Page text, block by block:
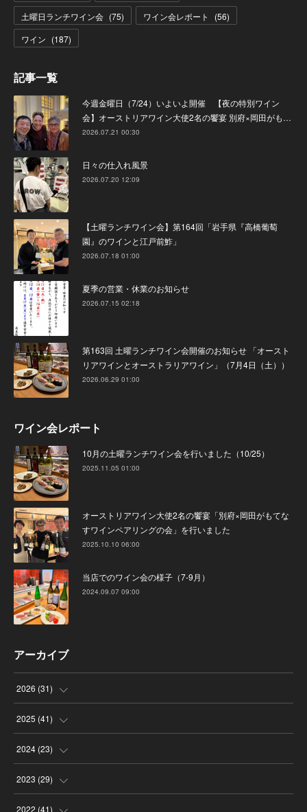
土曜日ランチワイン会 (75) ワイン会レポート (56)
ワイン (187)
記事一覧
今週金曜日（7/24）いよいよ開催 【夜の特別ワイン
会】オーストリアワイン大使2名の饗宴 別府×岡田がも…
2026.07.21 00:30
日々の仕入れ風景
2026.07.20 12:09
【土曜ランチワイン会】第164回「岩手県『高橋葡萄
園』のワインと江戸前鮓」
2026.07.18 01:00
夏季の営業・休業のお知らせ
2026.07.15 02:18
第163回 土曜ランチワイン会開催のお知らせ 「オースト
リアワインとオーストラリアワイン」（7月4日（土））
2026.06.29 01:00
ワイン会レポート
10月の土曜ランチワイン会を行いました（10/25）
2025.11.05 01:00
オーストリアワイン大使2名の饗宴「別府×岡田がもてな
すワインペアリングの会」を行いました
2025.10.10 06:00
当店でのワイン会の様子（7-9月）
2024.09.07 09:00
アーカイブ
2026 (31)
(4
(8
(4
(2
2025 (41)
(4
(9
(6
2024 (23)
(3
(2
2023 (29)
(3
2022 (41)